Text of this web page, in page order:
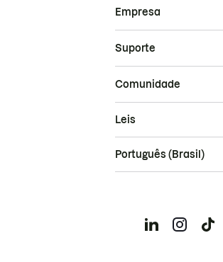
Empresa
Suporte
Comunidade
Leis
Português (Brasil)